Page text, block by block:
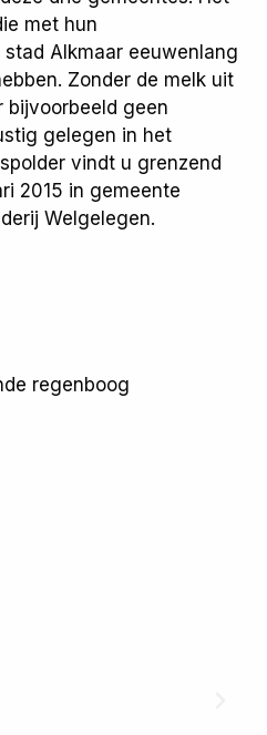
met hun
Alkmaar eeuwenlang
Zonder de melk uit
bijvoorbeeld geen
gelegen in het
vindt u grenzend
2015 in gemeente
Welgelegen.